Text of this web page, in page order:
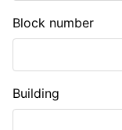
Block number
Building